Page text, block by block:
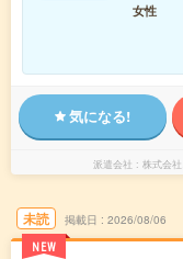
女性
気になる!
派遣会社 株式会
未読
NEW
掲載日 2026/08/06